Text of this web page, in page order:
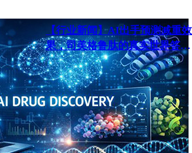
【行业新闻】AI出手预测减重效
果，司美格鲁肽的真实世界答卷
来了